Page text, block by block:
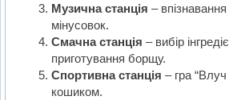
Музична станція –
мінусовок.
Смачна станція – вибір
приготування борщу.
Спортивна станція – гра “Влуч
кошиком.